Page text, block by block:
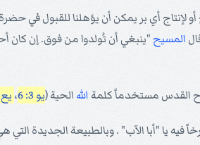
أي بر يمكن أن يؤهلنا للقبول في حضرة
المسيح "ينبغي أن تُولدوا من فوق. إن كان
القدس مستخدماً كلمة الله الحية (يو 3: 6 ، يع1: 18، 1
فيه يا "أبا الآب" . وبالطبيعة الجديدة